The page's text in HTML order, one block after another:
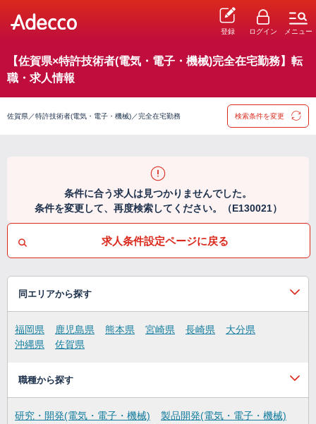
登録 ログイン メニュー
【佐賀県×特許技術者(電気・電子・機械)完全在宅勤務】転
職・求人情報
佐賀県／特許技術者(電気・電子・機械)／完全在宅勤務 検索条件を変更
条件に合う求人は見つかりませんでした。
条件を変更して、再度検索してください。（E130021）
求人条件設定ページに戻る
同エリアから探す
福岡県 鹿児島県 熊本県 宮崎県 長崎県
大分県
沖縄県
佐賀県
職種から探す
研究・開発(電気・電子・機械)
製品開発(電気・電子・機械)